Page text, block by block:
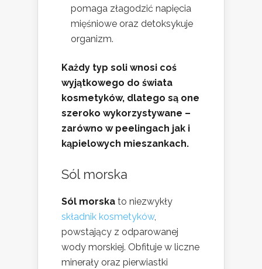
pomaga złagodzić napięcia
mięśniowe oraz detoksykuje
organizm.
Każdy typ soli wnosi coś
wyjątkowego do świata
kosmetyków, dlatego są one
szeroko wykorzystywane –
zarówno w peelingach jak i
kąpielowych mieszankach.
Sól morska
Sól morska to niezwykły
składnik kosmetyków,
powstający z odparowanej
wody morskiej. Obfituje w liczne
minerały oraz pierwiastki